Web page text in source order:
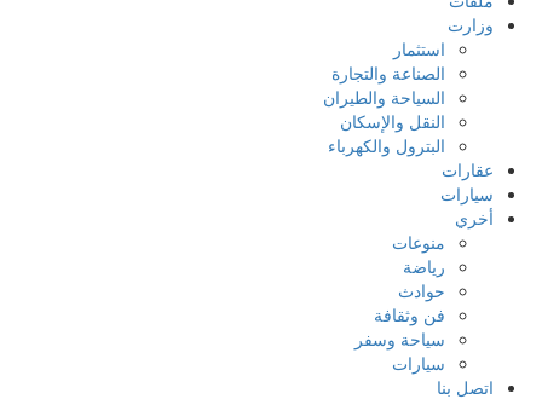
وزارت
استثمار
الصناعة والتجارة
السياحة والطيران
النقل والإسكان
البترول والكهرباء
عقارات
سيارات
أخري
منوعات
رياضة
حوادث
فن وثقافة
سياحة وسفر
سيارات
اتصل بنا